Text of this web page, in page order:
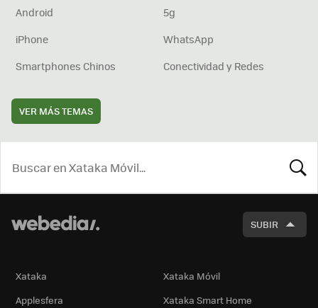
Android
5g
iPhone
WhatsApp
Smartphones Chinos
Conectividad y Redes
VER MÁS TEMAS
SUBIR
Xataka
Xataka Móvil
Applesfera
Xataka Smart Home